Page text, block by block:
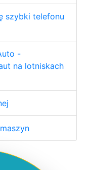
szybki telefonu
-
na lotniskach